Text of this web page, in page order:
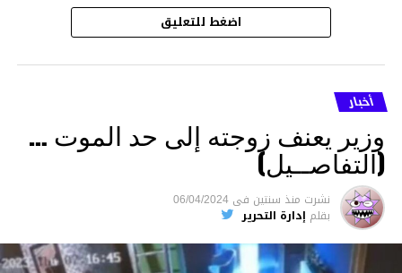
اضغط للتعليق
أخبار
وزير يعنف زوجته إلى حد الموت …
(التفاصــيل)
نشرت منذ سنتين فى 06/04/2024
بقلم إدارة التحرير